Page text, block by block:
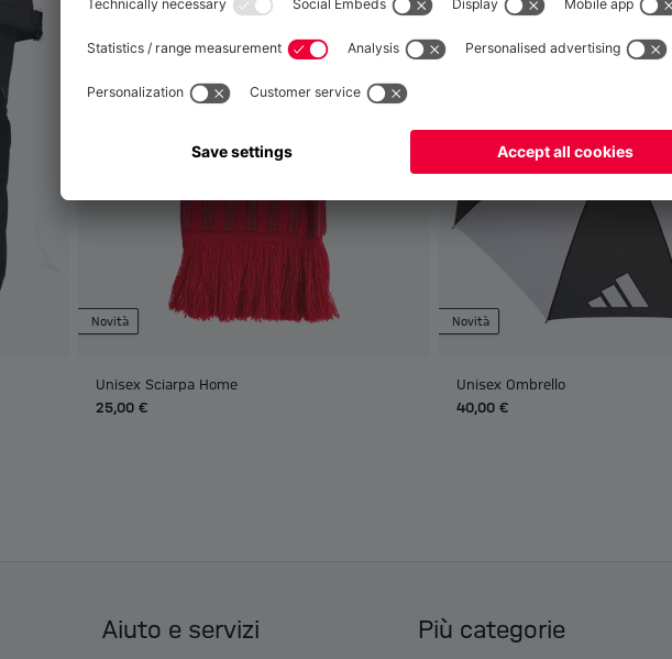
Novità
Unisex Sciarpa Home
25,00 €
Novità
Unisex Ombrello
40,00 €
Aiuto e servizi Più categorie
Globaleper consegnare lì!